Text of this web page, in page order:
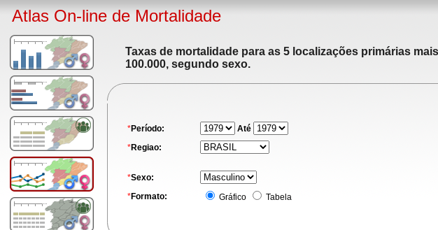
Atlas On-line de Mortalidade
Taxas de mortalidade para as 5 localizações primárias
100.000, segundo sexo.
*Período:
Até
*Regiao:
*Sexo:
*Formato: Gráfico Tabela